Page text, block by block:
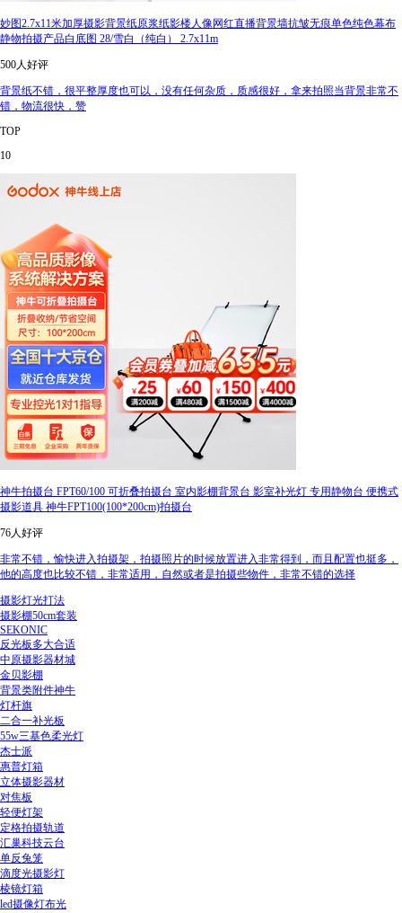
妙图2.7x11米加厚摄影背景纸原浆纸影楼人像网红直播背景墙抗皱无痕单色纯色幕布
静物拍摄产品白底图 28/雪白（纯白） 2.7x11m
500人好评
背景纸不错，很平整厚度也可以，没有任何杂质，质感很好，拿来拍照当背景非常不
错，物流很快，赞
TOP
10
神牛拍摄台 FPT60/100 可折叠拍摄台 室内影棚背景台 影室补光灯 专用静物台 便携式
摄影道具 神牛FPT100(100*200cm)拍摄台
76人好评
非常不错，愉快进入拍摄架，拍摄照片的时候放置进入非常得到，而且配置也挺多，
他的高度也比较不错，非常适用，自然或者是拍摄些物件，非常不错的选择
摄影灯光打法
摄影棚50cm套装
SEKONIC
反光板多大合适
中原摄影器材城
金贝影棚
背景类附件神牛
灯杆旗
二合一补光板
55w三基色柔光灯
杰士派
惠普灯箱
立体摄影器材
对焦板
轻便灯架
定格拍摄轨道
汇巢科技云台
单反兔笼
滴度光摄影灯
棱镜灯箱
led摄像灯布光